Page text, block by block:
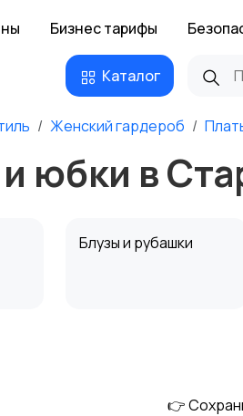
Бизнес тарифы
Каталог
Женский гардероб
юбки в
Блузы и рубашки
👉